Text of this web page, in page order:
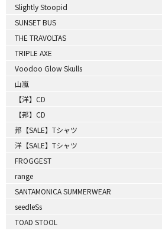
Slightly Stoopid
SUNSET BUS
THE TRAVOLTAS
TRIPLE AXE
Voodoo Glow Skulls
山嵐
【洋】CD
【邦】CD
邦【SALE】Tシャツ
洋【SALE】Tシャツ
FROGGEST
range
SANTAMONICA SUMMERWEAR
seedleSs
TOAD STOOL